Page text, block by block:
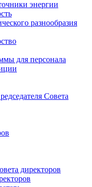
энергии
разнообразия
для персонала
Совета
директоров